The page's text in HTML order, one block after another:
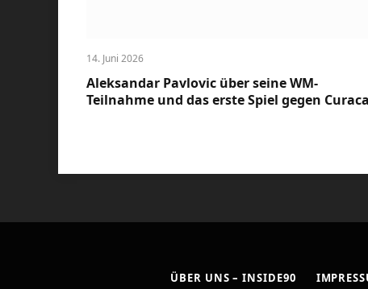
14. Juni 2026
Aleksandar Pavlovic über seine WM-
Teilnahme und das erste Spiel gegen
ÜBER UNS – INSIDE90